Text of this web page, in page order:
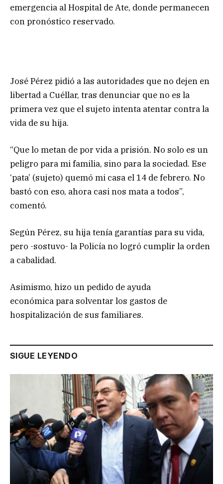
emergencia al Hospital de Ate, donde permanecen
con pronóstico reservado.
José Pérez pidió a las autoridades que no dejen en
libertad a Cuéllar, tras denunciar que no es la
primera vez que el sujeto intenta atentar contra la
vida de su hija.
“Que lo metan de por vida a prisión. No solo es un
peligro para mi familia, sino para la sociedad. Ese
‘pata’ (sujeto) quemó mi casa el 14 de febrero. No
bastó con eso, ahora casi nos mata a todos”,
comentó.
Según Pérez, su hija tenía garantías para su vida,
pero -sostuvo- la Policía no logró cumplir la orden
a cabalidad.
Asimismo, hizo un pedido de ayuda
económica para solventar los gastos de
hospitalización de sus familiares.
SIGUE LEYENDO